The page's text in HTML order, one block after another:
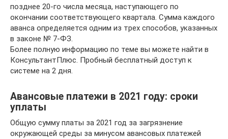
позднее 20-го числа месяца, наступающего по
окончании соответствующего квартала. Сумма каждого
аванса определяется одним из трех способов, указанных
в законе № 7-ФЗ.
Более полную информацию по теме вы можете найти в
КонсультантПлюс. Пробный бесплатный доступ к
системе на 2 дня.
Авансовые платежи в 2021 году: сроки
уплаты
Общую сумму платы за 2021 год за загрязнение
окружающей среды за минусом авансовых платежей